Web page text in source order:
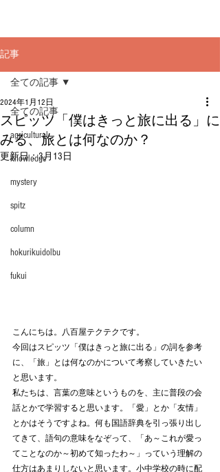
記事
全ての記事
agricultural
knowledge
mystery
spitz
column
hokurikuidolbu
fukui
全ての記事
スピッツ「僕はきっと旅に出る」に
みる、旅とは何なのか？
2024年1月12日
更新日：3月13日
こんにちは。八百屋テクテクです。
今回はスピッツ「僕はきっと旅に出る」の詞を参考
に、「旅」とは何なのかについて考察していきたい
と思います。
私たちは、言葉の意味というものを、主に普段の会
話とかで学習すると思います。「愛」とか「友情」
とかはそうですよね。何も国語辞典を引っ張り出し
てきて、語句の意味をなぞって、「あ～これが愛っ
てことなのか～初めて知ったわ～」っていう理解の
仕方はあまりしないと思います。小中学校の時に配